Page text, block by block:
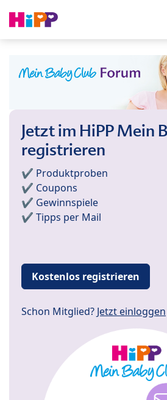
Jetzt im HiPP Mein
registrieren
✔️ Produktproben
✔️ Coupons
✔️ Gewinnspiele
✔️ Tipps per Mail
Kostenlos registrieren
Schon Mitglied? Jetzt einloggen